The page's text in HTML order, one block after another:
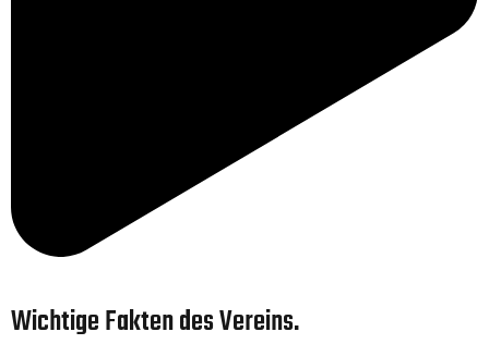
Wichtige Fakten des Vereins.